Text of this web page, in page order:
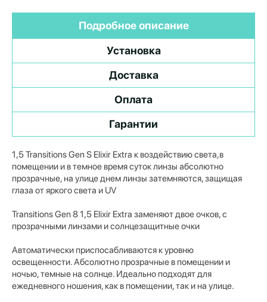
Подробное описание
Установка
Доставка
Оплата
Гарантии
1,5 Transitions Gen S Elixir Extra к воздействию света,в
помещении и в темное время суток линзы абсолютно
прозрачные, на улице днем линзы затемняются, защищая
глаза от яркого света и UV
Transitions Gen 8 1,5 Elixir Extra заменяют двое очков, с
прозрачными линзами и солнцезащитные очки
Автоматически приспосабливаются к уровню
освещенности. Абсолютно прозрачные в помещении и
ночью, темные на солнце. Идеально подходят для
ежедневного ношения, как в помещении, так и на улице.